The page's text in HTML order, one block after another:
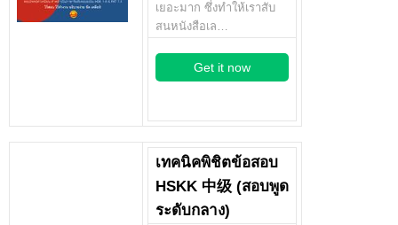
เยอะมาก ซึ่งทำให้เราสับ
สนหนังสือเล…
Get it now
เทคนิคพิชิตข้อสอบ
HSKK 中级 (สอบพูด
ระดับกลาง)